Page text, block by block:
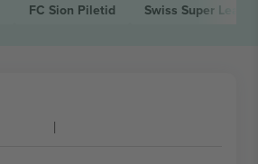
FC Sion Piletid Swiss Super